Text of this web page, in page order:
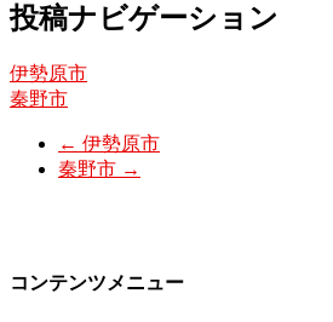
投稿ナビゲーション
伊勢原市
秦野市
← 伊勢原市
秦野市 →
コンテンツメニュー